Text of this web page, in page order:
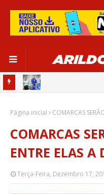
SALVADOR
Página inicial COMARCAS
COMARCAS
ENTRE ELAS A
Terça-Feira, Dezembro 17,